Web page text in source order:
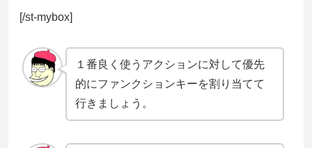
[/st-mybox]
１番良く使うアクションに対して優先
的にファンクションキーを割り当てて
行きましょう。